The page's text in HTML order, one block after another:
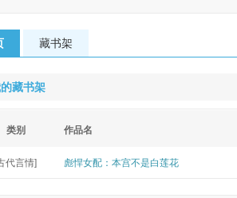
藏书架
藏书架
类别 作品名
代言情] 彪悍女配：本宫不是白莲花